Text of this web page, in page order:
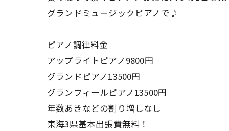
グランドミュージックピアノで♪
ピアノ調律料金
アップライトピアノ9800円
グランドピアノ13500円
グランフィールピアノ13500円
年数あきなどの割り増しなし
東海3県基本出張費無料！